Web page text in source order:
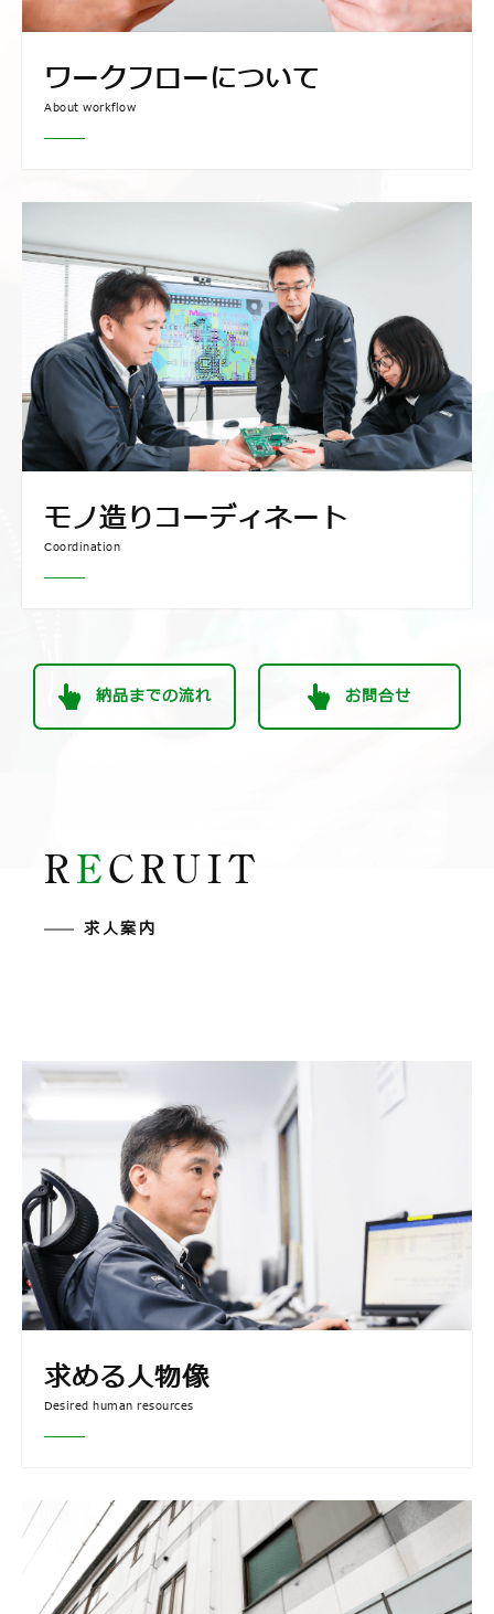
ワークフローについて
About workflow
モノ造りコーディネート
Coordination
納品までの流れ お問合せ
R E CRUIT
求人案内
求める⼈物像
Desired human resources